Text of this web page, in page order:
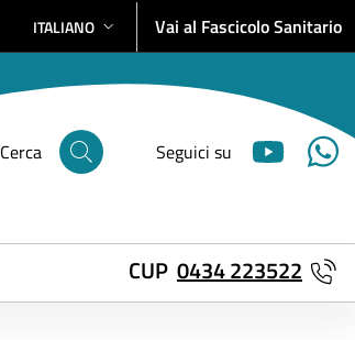
SELEZIONE LINGUA: LINGUA SELEZIONATA
ITALIANO Vai al Fascicolo Sanitario
Cerca Seguici su
CUP 0434 223522